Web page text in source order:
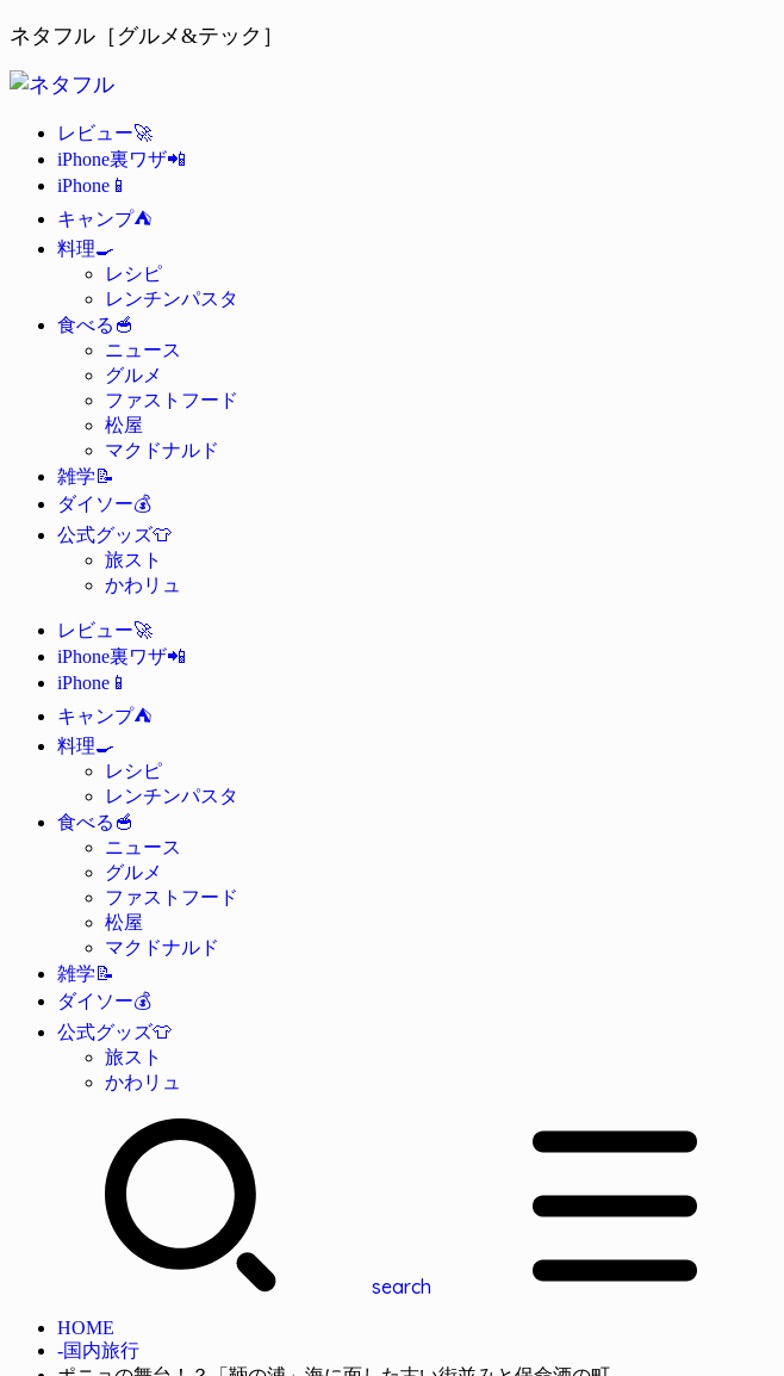
ネタフル［グルメ&テック］
レビュー🚀
iPhone裏ワザ📲
iPhone 📱
キャンプ⛺
料理🍳
レシピ
レンチンパスタ
食べる 🥣
ニュース
グルメ
ファストフード
松屋
マクドナルド
雑学📝
ダイソー💰
公式グッズ👕
旅スト
かわリュ
レビュー🚀
iPhone裏ワザ📲
iPhone 📱
キャンプ⛺
料理🍳
レシピ
レンチンパスタ
食べる 🥣
ニュース
グルメ
ファストフード
松屋
マクドナルド
雑学📝
ダイソー💰
公式グッズ👕
旅スト
かわリュ
search
HOME
-国内旅行